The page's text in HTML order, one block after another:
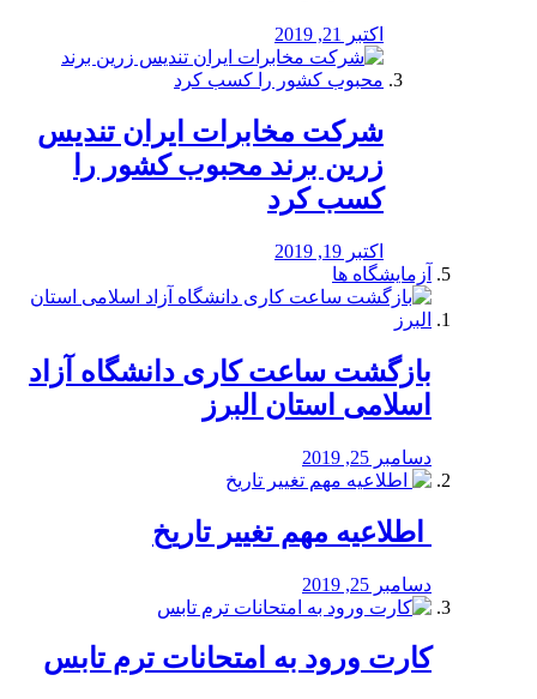
اکتبر 21, 2019
شرکت مخابرات ایران تندیس
زرین برند محبوب کشور را
کسب کرد
اکتبر 19, 2019
آزمایشگاه ها
بازگشت ساعت کاری دانشگاه آزاد
اسلامی استان البرز
دسامبر 25, 2019
️ اطلاعیه مهم تغییر تاریخ
دسامبر 25, 2019
کارت ورود به امتحانات ترم تابس